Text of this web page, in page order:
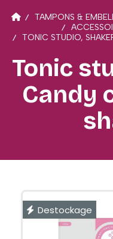
TAMPONS &
TONIC STUDIO,
Tonic
Candy
Destockage